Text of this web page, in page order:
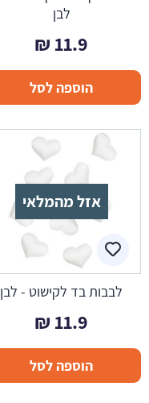
לבן
11.9
₪
הוספה לסל
אזל מהמלאי
לבבות בד לקישוט - לבן
11.9
₪
הוספה לסל